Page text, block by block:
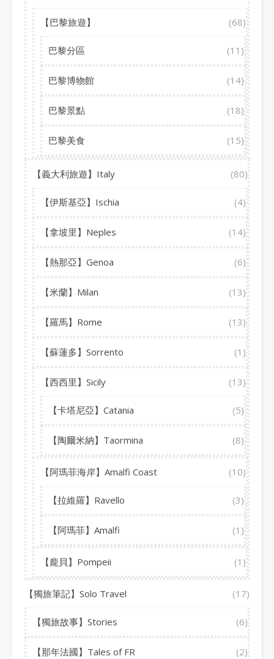
【巴黎旅遊】 (68)
巴黎分區 (11)
巴黎博物館 (14)
巴黎景點 (18)
巴黎美食 (15)
【義大利旅遊】Italy (80)
【伊斯基亞】Ischia (4)
【拿坡里】Neples (14)
【熱那亞】Genoa (6)
【米蘭】Milan (13)
【羅馬】Rome (13)
【蘇蓮多】Sorrento (1)
【西西里】Sicily (13)
【卡塔尼亞】Catania (5)
【陶爾米納】Taormina (8)
【阿瑪菲海岸】Amalfi Coast (10)
【拉維羅】Ravello (3)
【阿瑪菲】Amalfi (1)
【龐貝】Pompeii (1)
【獨旅筆記】Solo Travel (17)
【獨旅故事】Stories (6)
【那年法國】Tales of FR (2)